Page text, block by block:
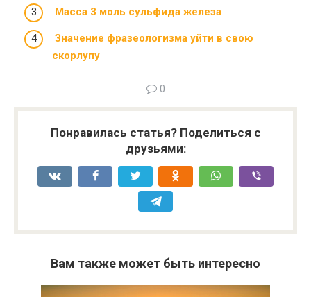
Масса 3 моль сульфида железа
Значение фразеологизма уйти в свою
скорлупу
0
Понравилась статья? Поделиться с
друзьями:
Вам также может быть интересно